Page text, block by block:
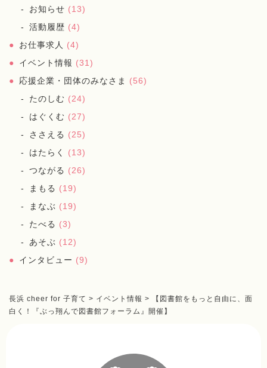
お知らせ (13)
活動履歴 (4)
お仕事求人
(4)
イベント情報 (31)
応援企業・団体のみなさま
(56)
たのしむ (24)
はぐくむ (27)
ささえる (25)
はたらく
(13)
つながる (26)
まもる (19)
まなぶ (19)
たべる (3)
あそぶ (12)
インタビュー (9)
長浜 cheer for 子育て > イベント情報 >
【図書館をもっと自由に、面
白く！『ぶっ翔んで図書館フォーラム』開催】